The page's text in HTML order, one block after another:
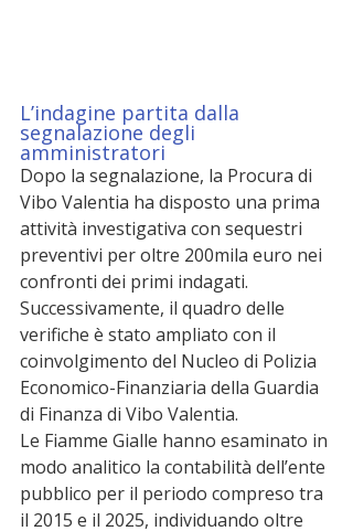
L’indagine partita dalla
segnalazione degli
amministratori
Dopo la segnalazione, la Procura di
Vibo Valentia ha disposto una prima
attività investigativa con sequestri
preventivi per oltre 200mila euro nei
confronti dei primi indagati.
Successivamente, il quadro delle
verifiche è stato ampliato con il
coinvolgimento del Nucleo di Polizia
Economico-Finanziaria della Guardia
di Finanza di Vibo Valentia.
Le Fiamme Gialle hanno esaminato in
modo analitico la contabilità dell’ente
pubblico per il periodo compreso tra
il 2015 e il 2025, individuando oltre